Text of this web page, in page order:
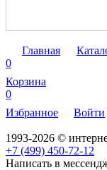
Главная
0
Корзина
0
Избранное
Войти
1993-2026 ©
+7 (499) 450-72-12
Написать в